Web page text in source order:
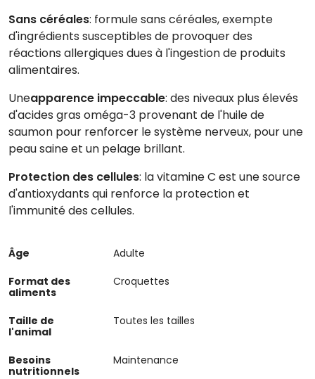
Sans céréales: formule sans céréales, exempte
d'ingrédients susceptibles de provoquer des
réactions allergiques dues à l'ingestion de produits
alimentaires.
Uneapparence impeccable: des niveaux plus élevés
d'acides gras oméga-3 provenant de l'huile de
saumon pour renforcer le système nerveux, pour une
peau saine et un pelage brillant.
Protection des cellules: la vitamine C est une source
d'antioxydants qui renforce la protection et
l'immunité des cellules.
Âge
Adulte
Format des
aliments
Croquettes
Taille de
l'animal
Toutes les tailles
Besoins
nutritionnels
Maintenance